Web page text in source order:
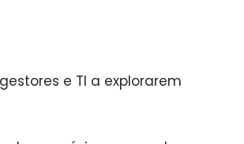
e TI a explorarem